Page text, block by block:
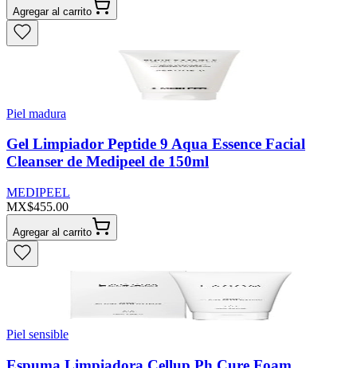
Agregar al carrito
Piel madura
Gel Limpiador Peptide 9 Aqua Essence Facial
Cleanser de Medipeel de 150ml
MEDIPEEL
MX$455.00
Agregar al carrito
Piel sensible